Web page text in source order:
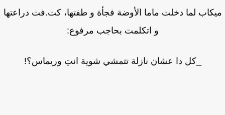
لما دخلت ماما الأوضة فجأة و طفتها، كت.فت دراعتها
و اتكلمت بحاجب مرفوع:
_كل دا عشان نازلة تتمشي شوية انتِ وريماس؟!